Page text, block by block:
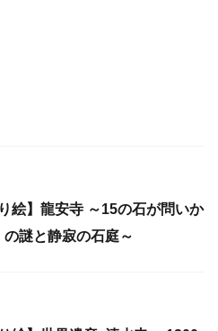
絵】龍安寺 ～15の石が問いか
の謎と静寂の石庭～